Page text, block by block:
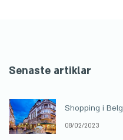
Senaste artiklar
Shopping i
08/02/2023